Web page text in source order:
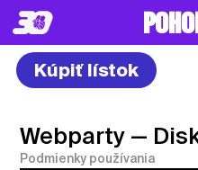
Kúpiť lístok
Webparty —
Podmienky používania